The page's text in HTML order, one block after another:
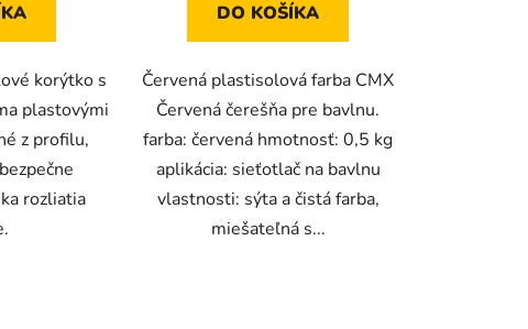
korýtko s
plastovými
z profilu,
rozliatia
DO KOŠÍKA
Červená plastisolová farba CMX
Červená čerešňa pre bavlnu.
farba: červená hmotnosť: 0,5 kg
aplikácia: sieťotlač na bavlnu
vlastnosti: sýta a čistá farba,
miešateľná s...